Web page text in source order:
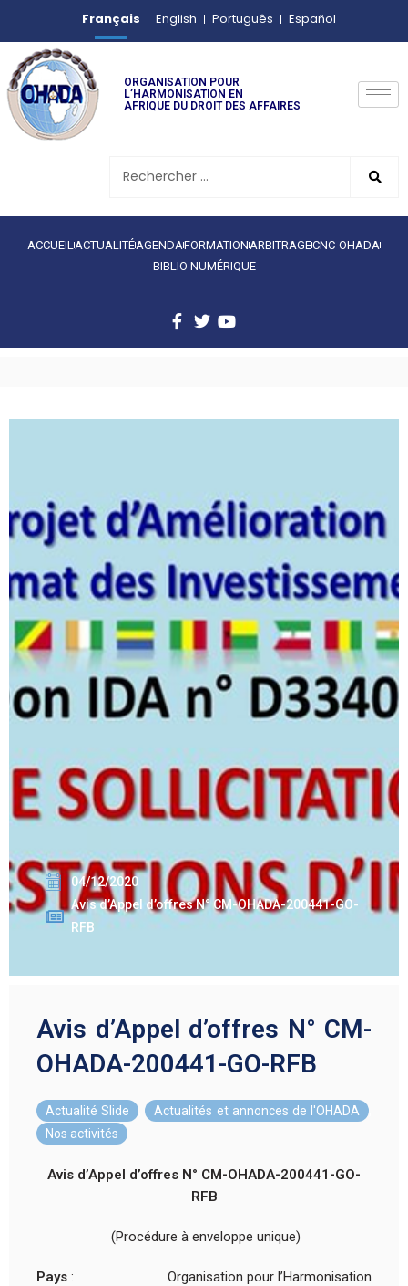
Français English Português Español
ORGANISATION POUR
L’HARMONISATION EN
AFRIQUE DU DROIT DES AFFAIRES
ACCUEIL ACTUALITÉAGENDAFORMATION ARBITRAGECNC-OHADA
BIBLIO NUMÉRIQUE
04/12/2020
Avis d’Appel d’offres N° CM-OHADA-200441-GO-
RFB
Avis d’Appel d’offres N° CM-
OHADA-200441-GO-RFB
Actualité Slide , Actualités et annonces de l'OHADA
Nos activités
Avis d’Appel d’offres N° CM-OHADA-200441-GO-
RFB
(Procédure à enveloppe unique)
Pays: Organisation pour l’Harmonisation